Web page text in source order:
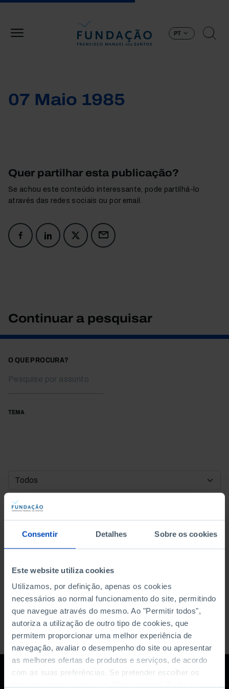
Consentir Detalhes Sobre os cookies
Este website utiliza cookies
Utilizamos, por definição, apenas os cookies
necessários ao normal funcionamento do site, permitindo
que navegue através do mesmo. Ao "Permitir todos",
autoriza a utilização de outro tipo de cookies, que
permitem proporcionar uma melhor experiência de
navegação, avaliar o desempenho do site ou apresentar
as melhores ofertas de produtos e serviços, de acordo
com as suas preferências. Se pretender escolher os
PT
07 Maio 1985
Quer partilhar esta publicação?
Se achou este conteúdo interessante, pode partilhá-lo
através das redes sociais ou por email.
Continuar a pesquisar
O QUE PROCURA?
TEMA
DATA DE INÍCIO
DATA DE FIM